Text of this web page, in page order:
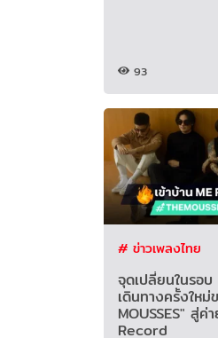
93
# ข่าวเพลงไทย
จุดเปลี่ยนในรอ
เดินทางครั้งใหม่
MOUSSES" สู่ค่
Record